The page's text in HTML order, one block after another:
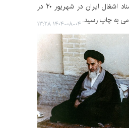
اشغالگران»، بررسی اسناد اشغال ایران در شهریور ۲۰ در
به چاپ رسید. ۱۴۰۴-۰۸-۰۴ ۱۳:۲۸